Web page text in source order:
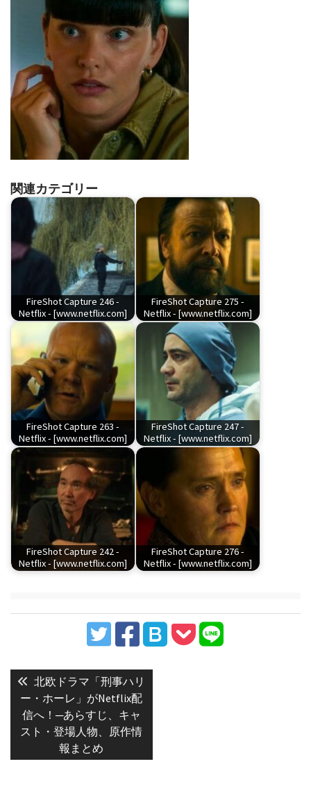
関連カテゴリー
FireShot Capture 246 -
Netflix - [www.netflix.com]
FireShot Capture 275 -
Netflix - [www.netflix.com]
FireShot Capture 263 -
Netflix - [www.netflix.com]
FireShot Capture 247 -
Netflix - [www.netflix.com]
FireShot Capture 242 -
Netflix - [www.netflix.com]
FireShot Capture 276 -
Netflix - [www.netflix.com]
稿
ナ
ビ
ゲ
Previous
post:
北欧ドラマ「刑事ハリ
ー・ホーレ」がNetflix配
信へ！─あらすじ、キャ
スト・登場人物、原作情
報まとめ